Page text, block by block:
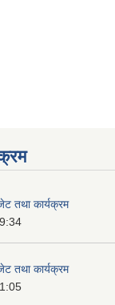
तथा कार्यक्रम
तथा कार्यक्रम